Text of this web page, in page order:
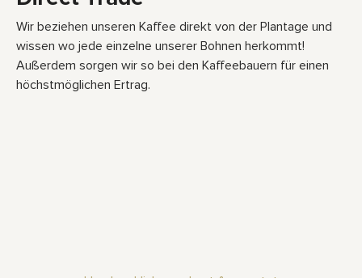
Wir beziehen unseren Kaffee direkt von der Plantage und
wissen wo jede einzelne unserer Bohnen herkommt!
Außerdem sorgen wir so bei den Kaffeebauern für einen
höchstmöglichen Ertrag.